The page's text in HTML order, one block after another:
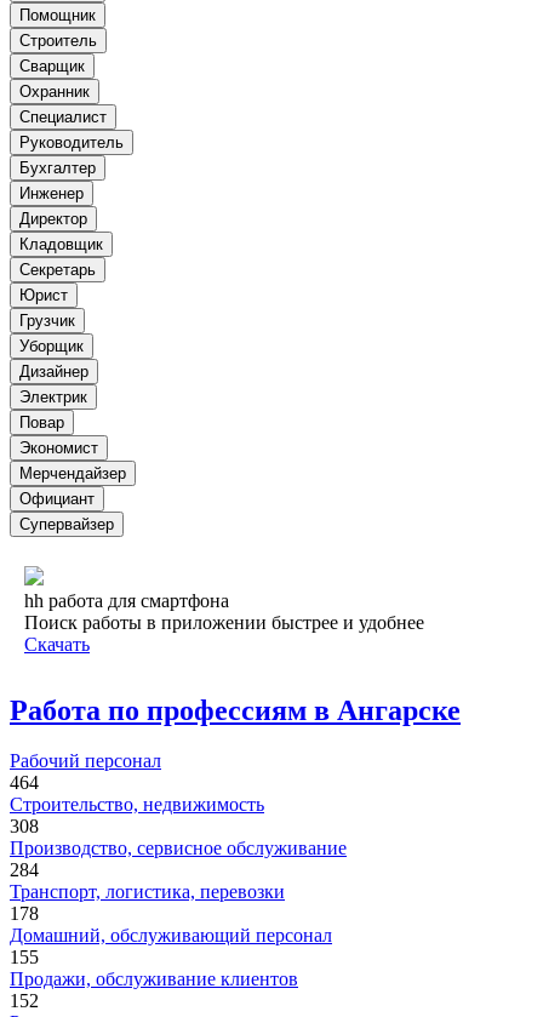
Помощник
Строитель
Сварщик
Охранник
Специалист
Руководитель
Бухгалтер
Инженер
Директор
Кладовщик
Секретарь
Юрист
Грузчик
Уборщик
Дизайнер
Электрик
Повар
Экономист
Мерчендайзер
Официант
Супервайзер
hh работа для смартфона
Поиск работы в приложении быстрее и удобнее
Скачать
Работа по профессиям в Ангарске
Рабочий персонал
464
Строительство, недвижимость
308
Производство, сервисное обслуживание
284
Транспорт, логистика, перевозки
178
Домашний, обслуживающий персонал
155
Продажи, обслуживание клиентов
152